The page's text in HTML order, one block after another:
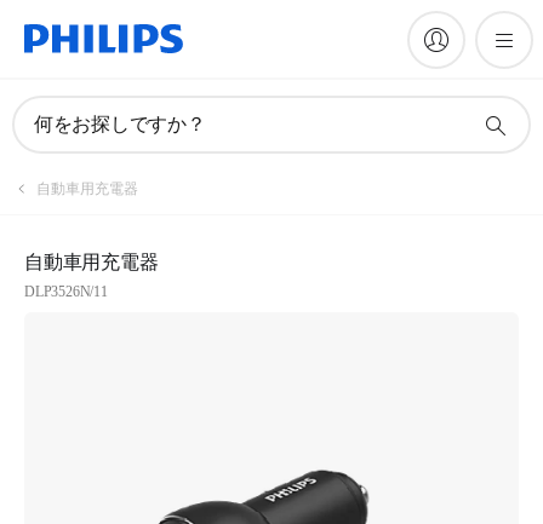
何をお探しですか？
自動車用充電器
自動車用充電器
DLP3526N/11